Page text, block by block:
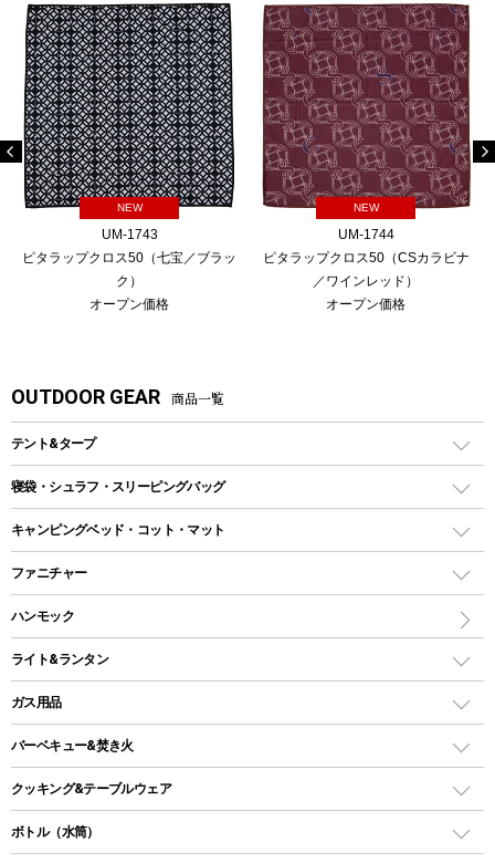
NEW
UM-1743
ピタラップクロス50（七宝／ブラッ
ク）
オープン価格
NEW
UM-1744
ピタラップクロス50（CSカラビナ
／ワインレッド）
オープン価格
OUTDOOR GEAR 商品一覧
テント&タープ
テント
ツールームテント
ワンポールテント
シェルターテント
ロッジ型・オリジナルテント
タープ
スクエアタープ（レクタタープ）
メッシュタープ
寝袋・シュラフ・スリーピングバッグ
レクタングラー型（封筒型）シュラフ
インナーシュラフ
キャンピングベッド・コット・マット
キャンピングベッド・コット
インフレータブルマット
ファニチャー
アウトドアテーブル
レジャーシート
ハンモック
ライト&ランタン
LEDランタン
ガスランタン
オイルランタン
LEDライト
ガス用品
ガスバーナー
ガス缶
バーベキュー&焚き火
バーベキューコンロ、グリル
焚き火台タイプ（ロースタイル）グリル
クッキング&テーブルウェア
ダッチオーブン
ボトル（水筒）